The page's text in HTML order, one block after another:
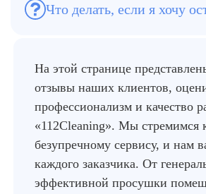
нами.
Что делать, если я хочу
на сайте, в мессенджерах или
На этой странице
отзывы наших клиентов,
профессионализм и качество
«112Cleaning». Мы стремимся
безупречному сервису, и нам
каждого заказчика. От
эффективной просушки